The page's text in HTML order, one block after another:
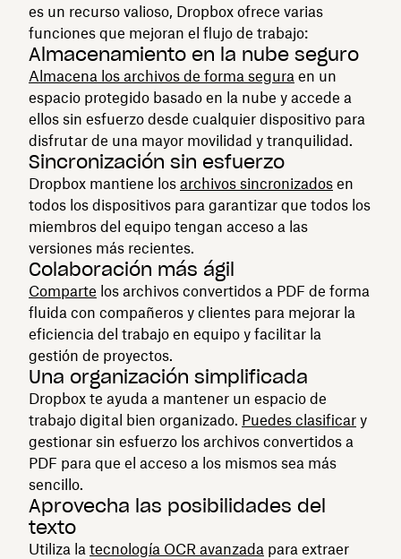
es un recurso valioso, Dropbox ofrece varias
funciones que mejoran el flujo de trabajo:
Almacenamiento en la nube seguro
Almacena los archivos de forma segura en un
espacio protegido basado en la nube y accede a
ellos sin esfuerzo desde cualquier dispositivo para
disfrutar de una mayor movilidad y tranquilidad.
Sincronización sin esfuerzo
Dropbox mantiene los archivos sincronizados en
todos los dispositivos para garantizar que todos los
miembros del equipo tengan acceso a las
versiones más recientes.
Colaboración más ágil
Comparte los archivos convertidos a PDF de forma
fluida con compañeros y clientes para mejorar la
eficiencia del trabajo en equipo y facilitar la
gestión de proyectos.
Una organización simplificada
Dropbox te ayuda a mantener un espacio de
trabajo digital bien organizado. Puedes clasificar y
gestionar sin esfuerzo los archivos convertidos a
PDF para que el acceso a los mismos sea más
sencillo.
Aprovecha las posibilidades del
texto
Utiliza la tecnología OCR avanzada para extraer